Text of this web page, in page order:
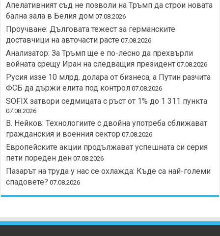
Апелативният съд не позволи на Тръмп да строи новата
бална зала в Белия дом 07.08.2026
Проучване: Дълговата тежест за германските
доставчици на авточасти расте 07.08.2026
Анализатор: За Тръмп ще е по-лесно да прехвърли
войната срещу Иран на следващия президент 07.08.2026
Русия иззе 10 млрд. долара от бизнеса, а Путин разчита
ФСБ да държи елита под контрол 07.08.2026
SOFIX затвори седмицата с ръст от 1% до 1 311 пункта
07.08.2026
В. Нейков: Технологиите с двойна употреба сближават
гражданския и военния сектор 07.08.2026
Европейските акции продължават успешната си серия
пети пореден ден 07.08.2026
Пазарът на труда у нас се охлажда: Къде са най-големи
спадовете? 07.08.2026